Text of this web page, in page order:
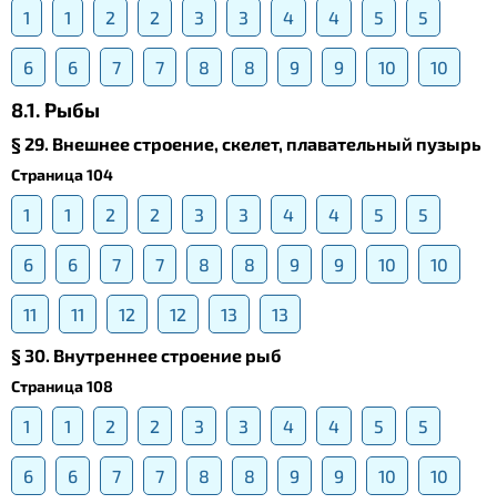
1 1 2 2 3 3 4 4 5 5
6 6 7 7 8 8 9 9 10 10
8.1. Рыбы
§ 29. Внешнее строение, скелет, плавательный пузырь
Страница 104
1 1 2 2 3 3 4 4 5 5
6 6 7 7 8 8 9 9 10 10
11 11 12 12 13
13
§ 30. Внутреннее строение рыб
Страница 108
1 1 2 2 3 3 4 4 5 5
6 6 7 7 8 8 9 9 10
10